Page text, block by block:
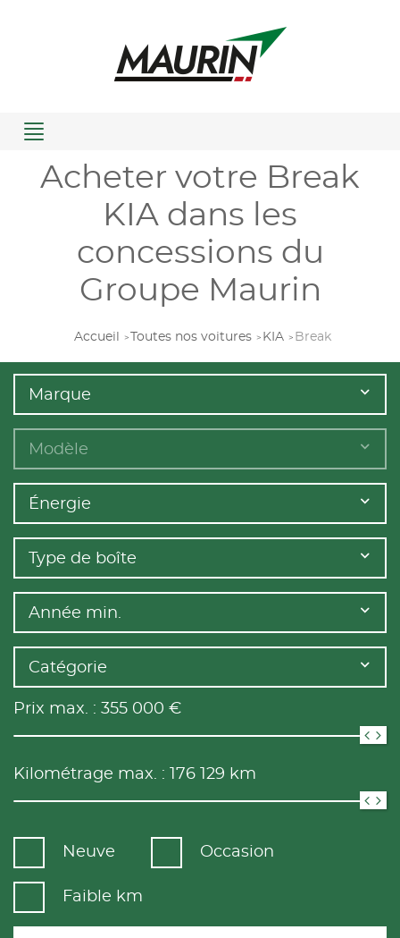
Menu
Acheter votre Break
KIA dans les
concessions du
Groupe Maurin
Accueil Toutes nos voitures KIA Break
Marque
Modèle
Énergie
Type de boîte
Année min.
Catégorie
Prix max. : 355 000 €
Kilométrage max. : 176 129 km
Neuve Occasion
Faible km